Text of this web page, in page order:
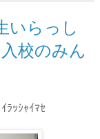
いらっし
校のみん
ｯｼｬｲﾏｾ